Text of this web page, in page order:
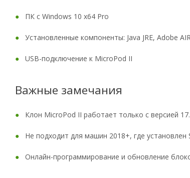
ПК с Windows 10 x64 Pro
Установленные компоненты: Java JRE, Adobe
USB-подключение к MicroPod II
Важные замечания
Клон MicroPod II работает только с версией
Не подходит для машин 2018+, где установлен
Онлайн-программирование и обновление